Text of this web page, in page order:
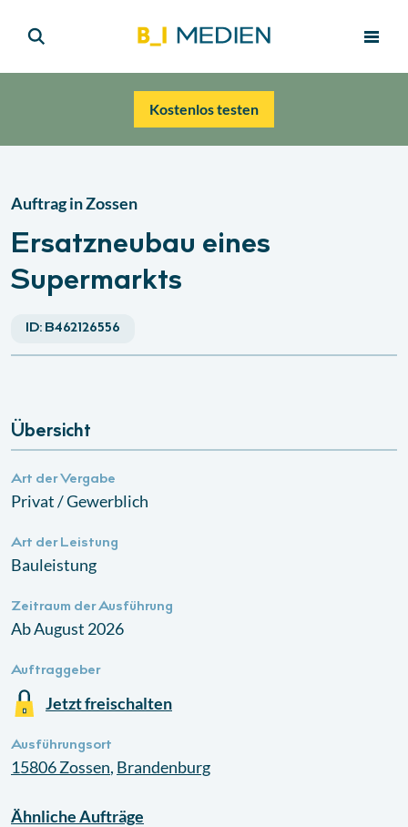
Kostenlos testen
Auftrag inZossen
Ersatzneubau eines
Supermarkts
ID: B462126556
Übersicht
Art der Vergabe
Privat / Gewerblich
Art der Leistung
Bauleistung
Zeitraum der Ausführung
Ab August 2026
Auftraggeber
Jetzt freischalten
Ausführungsort
15806Zossen, Brandenburg
ÄhnlicheAufträge